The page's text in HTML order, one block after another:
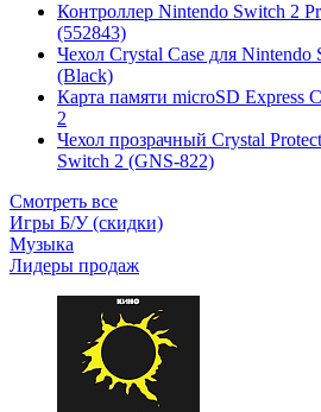
Контроллер Nintendo Switch 2
(552843)
Чехол Сrystal Сase для Nintendo
(Black)
Карта памяти microSD Express
2
Чехол прозрачный Crystal
Switch 2 (GNS-822)
Смотреть все
Игры Б/У (скидки)
Музыка
Лидеры продаж